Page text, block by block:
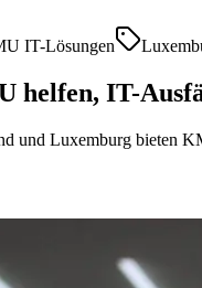
IT-Lösungen
helfen, IT-
und Luxemburg bieten